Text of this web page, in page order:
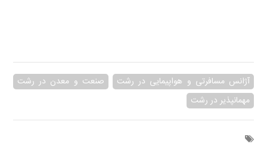
آژانس مسافرتی و هواپیمایی در رشت
صنعت و معدن در رشت
مهمانپذیر در رشت